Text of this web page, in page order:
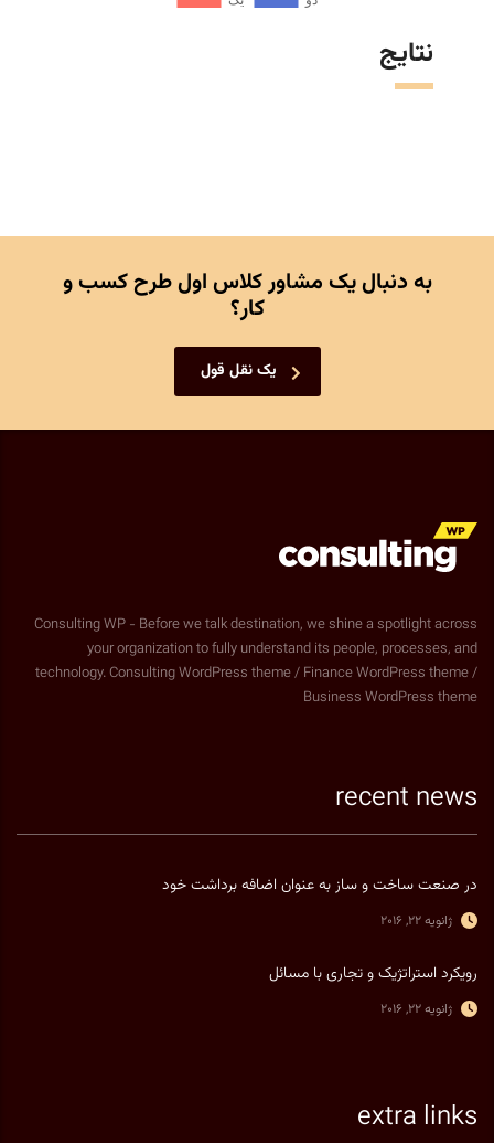
نتایج
به دنبال یک مشاور کلاس اول طرح کسب و
کار؟
یک نقل قول
Consulting WP - Before we talk destination, we shine a spotlight across
your organization to fully understand its people, processes, and
technology. Consulting WordPress theme / Finance WordPress theme /
Business WordPress theme
recent news
در صنعت ساخت و ساز به عنوان اضافه برداشت خود
ژانویه 22, 2016
رویکرد استراتژیک و تجاری با مسائل
ژانویه 22, 2016
extra links